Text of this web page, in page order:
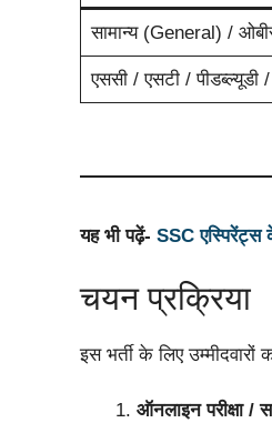
सामान्य (General) /
एससी / एसटी / पीडब्ल्यूडी
यह भी पढ़ें- SSC
चयन प्रक्रिया
इस भर्ती के लिए उम्मीदवारों
ऑनलाइन परीक्षा /